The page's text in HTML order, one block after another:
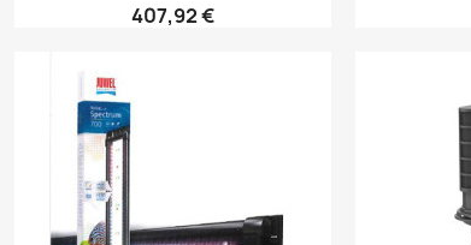
407,92 €